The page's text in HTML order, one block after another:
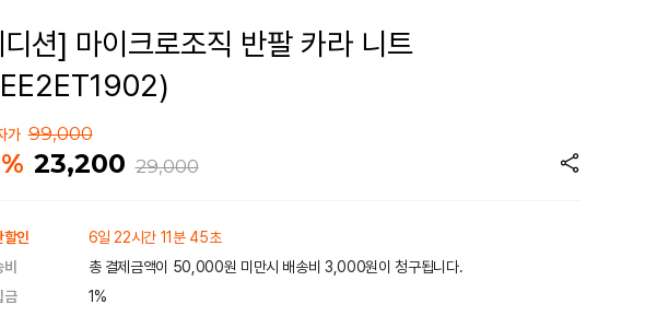
션] 마이크로조직 반팔 카라 니트
가 99,000
23,200 29,000
할인
6일 22시간 11분 45초
총 결제금액이 50,000원 미만시 배송비 3,000원이 청구됩니다.
금
1%